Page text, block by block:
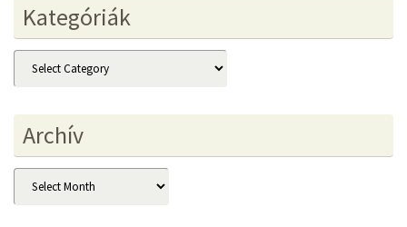
Kategóriák
Kategóriák
Archív
Archív